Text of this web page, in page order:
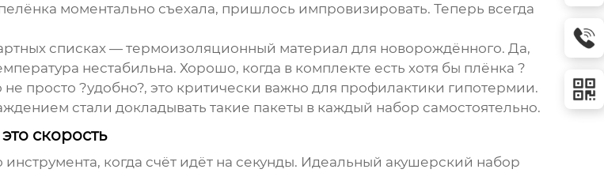
моментально съехала, пришлось импровизировать. Теперь всегда
списках — термоизоляционный материал для новорождённого. Да,
нестабильна. Хорошо, когда в комплекте есть хотя бы плёнка ?
просто ?удобно?, это критически важно для профилактики гипотермии.
стали докладывать такие пакеты в каждый набор самостоятельно.
скорость
когда счёт идёт на секунды. Идеальный акушерский набор